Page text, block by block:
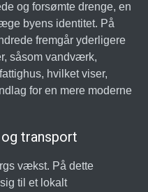
og forsømte drenge, en
byens identitet. På
fremgår yderligere
såsom vandværk,
hvilket viser,
for en mere moderne
transport
vækst. På dette
til et lokalt